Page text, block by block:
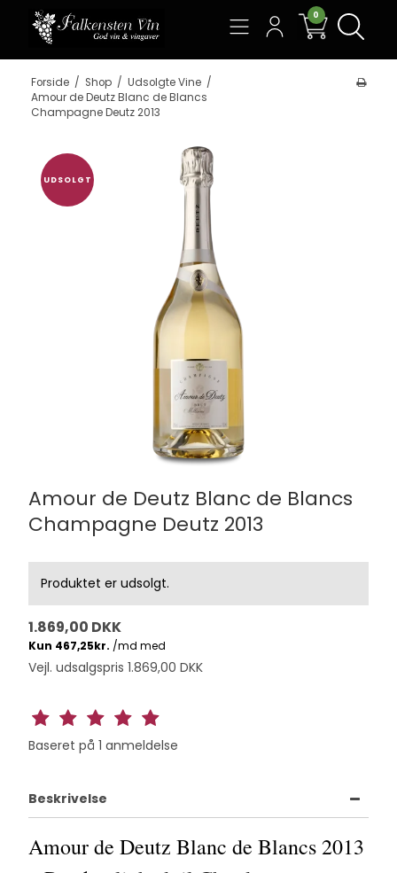
0
Forside / Shop / Udsolgte Vine /
Amour de Deutz Blanc de Blancs
Champagne Deutz 2013
UDSOLGT
Amour de Deutz Blanc de Blancs
Champagne Deutz 2013
Produktet er udsolgt.
1.869,00 DKK
Vejl. udsalgspris 1.869,00 DKK
Baseret på 1 anmeldelse
Beskrivelse
Amour de Deutz Blanc de Blancs 2013